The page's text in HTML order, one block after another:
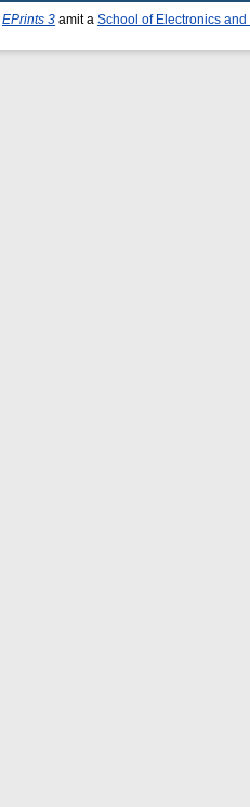
EPrints 3 amit a School of Electronics